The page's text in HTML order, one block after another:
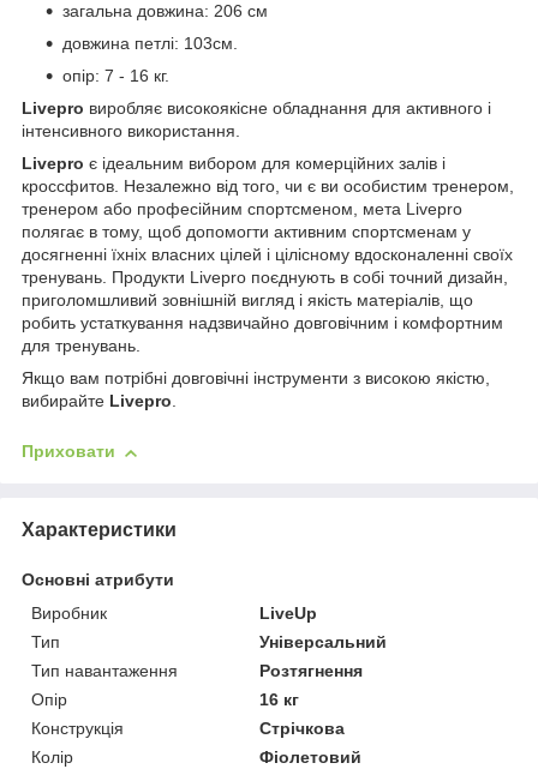
загальна довжина: 206 см
довжина петлі: 103см.
опір: 7 - 16 кг.
Livepro виробляє високоякісне обладнання для активного і
інтенсивного використання.
Livepro є ідеальним вибором для комерційних залів і
кроссфитов. Незалежно від того, чи є ви особистим тренером,
тренером або професійним спортсменом, мета Livepro
полягає в тому, щоб допомогти активним спортсменам у
досягненні їхніх власних цілей і цілісному вдосконаленні своїх
тренувань. Продукти Livepro поєднують в собі точний дизайн,
приголомшливий зовнішній вигляд і якість матеріалів, що
робить устаткування надзвичайно довговічним і комфортним
для тренувань.
Якщо вам потрібні довговічні інструменти з високою якістю,
вибирайте Livepro
Приховати
Характеристики
Основні атрибути
Виробник
LiveUp
Тип
Універсальний
Тип навантаження
Розтягнення
Опір
16 кг
Конструкція
Стрічкова
Колір
Фіолетовий